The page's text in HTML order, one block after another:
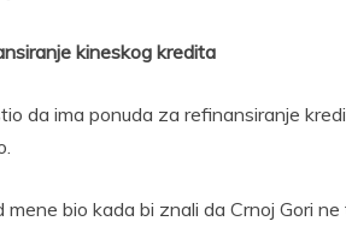
kineskog kredita
da ima ponuda za refinansiranje
mene bio kada bi znali da Crnoj Gori